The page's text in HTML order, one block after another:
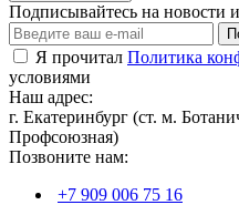
Подписывайтесь на новости
Я прочитал Политика
условиями
Наш адрес:
г. Екатеринбург (ст. м.
Профсоюзная)
Позвоните нам:
+7 909 006 75 16